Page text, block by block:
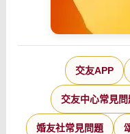
交友APP
交友中心常見問
婚友社常見問題